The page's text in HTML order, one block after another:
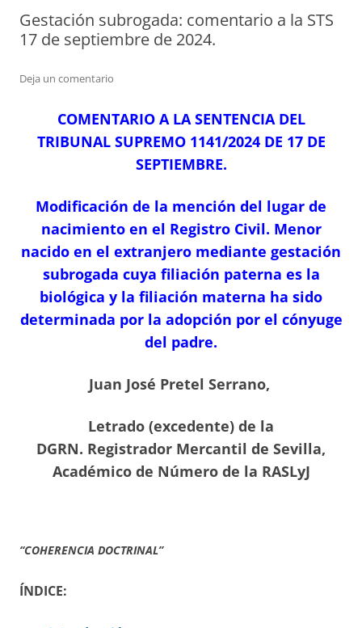
Gestación subrogada: comentario a la STS
17 de septiembre de 2024.
Deja un comentario
COMENTARIO A LA SENTENCIA DEL
TRIBUNAL SUPREMO 1141/2024 DE 17 DE
SEPTIEMBRE.
Modificación de la mención del lugar de
nacimiento en el Registro Civil. Menor
nacido en el extranjero mediante gestación
subrogada cuya filiación paterna es la
biológica y la filiación materna ha sido
determinada por la adopción por el cónyuge
del padre.
Juan José Pretel Serrano,
Letrado (excedente) de la
DGRN. Registrador Mercantil de Sevilla,
Académico de Número de la RASLyJ
“COHERENCIA DOCTRINAL”
ÍNDICE: